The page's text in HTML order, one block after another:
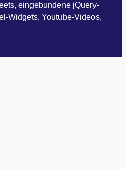
eingebundene jQuery-
Widgets, Youtube-Videos,